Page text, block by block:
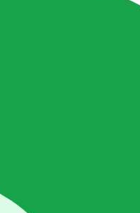
spesifik — terutama
dan renyah. Ini trik